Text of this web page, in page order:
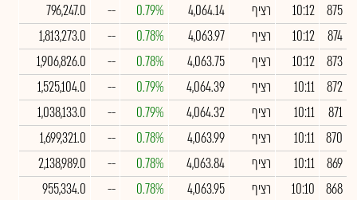
875
10:12 רציף 4,064.14
0.79%
--
796,247.0
874
10:12 רציף 4,063.97
0.78%
--
1,813,273.0
873
10:12 רציף 4,063.75
0.78%
--
1,906,826.0
872
10:11 רציף 4,064.39
0.79%
--
1,525,104.0
871
10:11 רציף 4,064.32
0.79%
--
1,038,133.0
870
10:11 רציף 4,063.99
0.78%
--
1,699,321.0
869
10:11 רציף 4,063.84
0.78%
--
2,138,989.0
868
10:10 רציף 4,063.95
0.78%
--
955,334.0